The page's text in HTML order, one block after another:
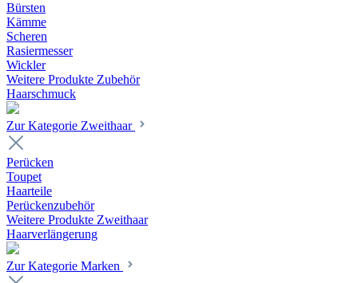
Bürsten
Kämme
Scheren
Rasiermesser
Wickler
Weitere Produkte Zubehör
Haarschmuck
Zur Kategorie Zweithaar
Perücken
Toupet
Haarteile
Perückenzubehör
Weitere Produkte Zweithaar
Haarverlängerung
Zur Kategorie Marken